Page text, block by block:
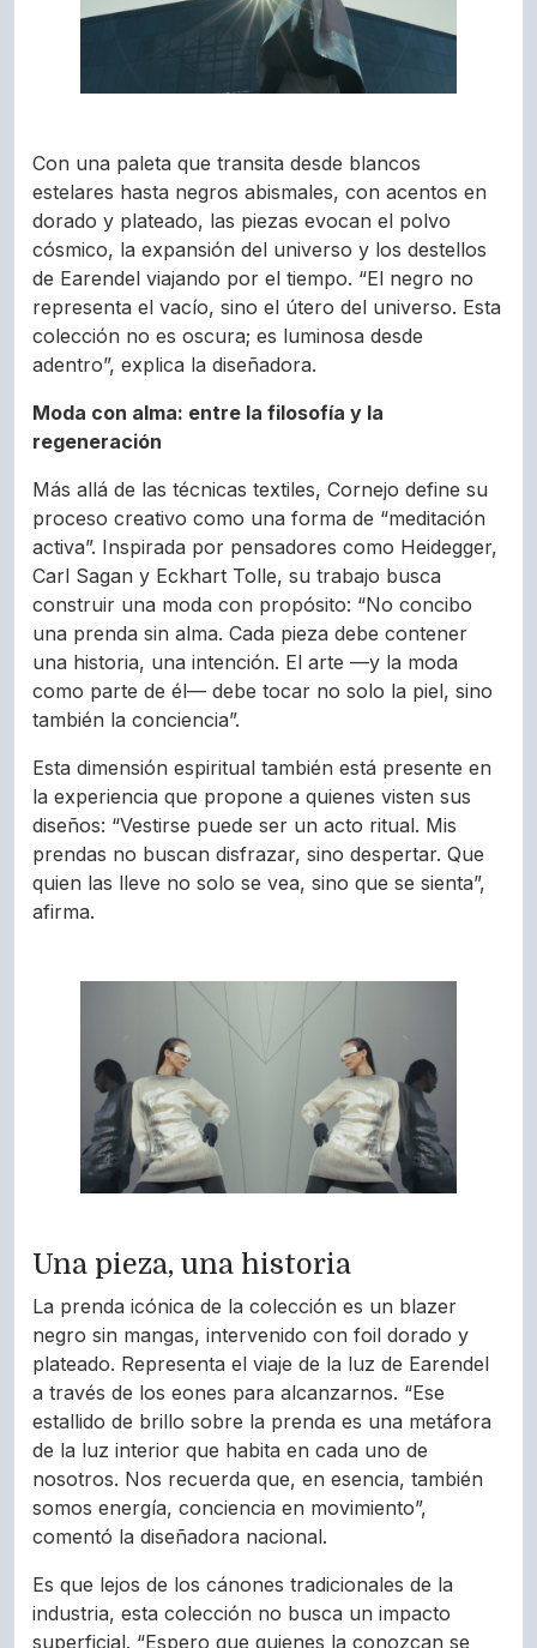
Con una paleta que transita desde blancos
estelares hasta negros abismales, con acentos en
dorado y plateado, las piezas evocan el polvo
cósmico, la expansión del universo y los destellos
de Earendel viajando por el tiempo. “El negro no
representa el vacío, sino el útero del universo. Esta
colección no es oscura; es luminosa desde
adentro”, explica la diseñadora.
Moda con alma: entre la filosofía y la
regeneración
Más allá de las técnicas textiles, Cornejo define su
proceso creativo como una forma de “meditación
activa”. Inspirada por pensadores como Heidegger,
Carl Sagan y Eckhart Tolle, su trabajo busca
construir una moda con propósito: “No concibo
una prenda sin alma. Cada pieza debe contener
una historia, una intención. El arte —y la moda
como parte de él— debe tocar no solo la piel, sino
también la conciencia”.
Esta dimensión espiritual también está presente en
la experiencia que propone a quienes visten sus
diseños: “Vestirse puede ser un acto ritual. Mis
prendas no buscan disfrazar, sino despertar. Que
quien las lleve no solo se vea, sino que se sienta”,
afirma.
Una pieza, una historia
La prenda icónica de la colección es un blazer
negro sin mangas, intervenido con foil dorado y
plateado. Representa el viaje de la luz de Earendel
a través de los eones para alcanzarnos. “Ese
estallido de brillo sobre la prenda es una metáfora
de la luz interior que habita en cada uno de
nosotros. Nos recuerda que, en esencia, también
somos energía, conciencia en movimiento”,
comentó la diseñadora nacional.
Es que lejos de los cánones tradicionales de la
industria, esta colección no busca un impacto
superficial. “Espero que quienes la conozcan se